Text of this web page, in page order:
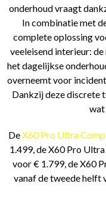
onderhoud vraagt
In combinatie met
complete oplossing
veeleisend interieur:
het dagelijkse
overneemt voor
Dankzij deze discrete
wat
DeX60 Pro Ultra
1.499, de X60 Pro
voor € 1.799, de X60
vanaf de tweede helft